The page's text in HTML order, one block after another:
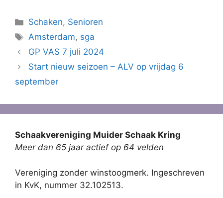
Categorieën
Schaken, Senioren
Tags
Amsterdam, sga
GP VAS 7 juli 2024
Start nieuw seizoen – ALV op vrijdag 6
september
Schaakvereniging Muider Schaak Kring
Meer dan 65 jaar actief op 64 velden
Vereniging zonder winstoogmerk. Ingeschreven
in KvK, nummer 32.102513.